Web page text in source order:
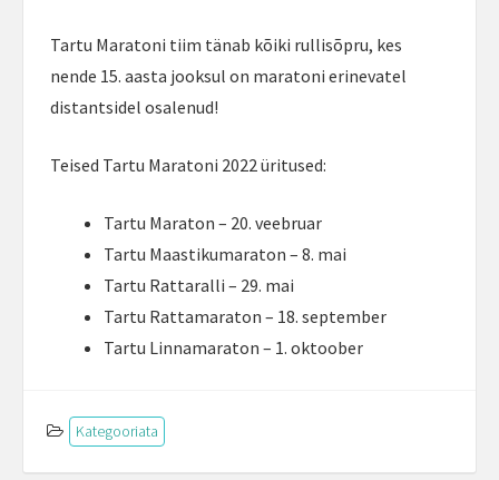
Tartu Maratoni tiim tänab kõiki rullisõpru, kes
nende 15. aasta jooksul on maratoni erinevatel
distantsidel osalenud!
Teised Tartu Maratoni 2022 üritused:
Tartu Maraton – 20. veebruar
Tartu Maastikumaraton – 8. mai
Tartu Rattaralli – 29. mai
Tartu Rattamaraton – 18. september
Tartu Linnamaraton – 1. oktoober
Kategooriata